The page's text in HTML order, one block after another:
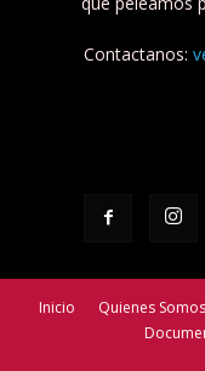
Contactanos:
Inicio Quienes Somos